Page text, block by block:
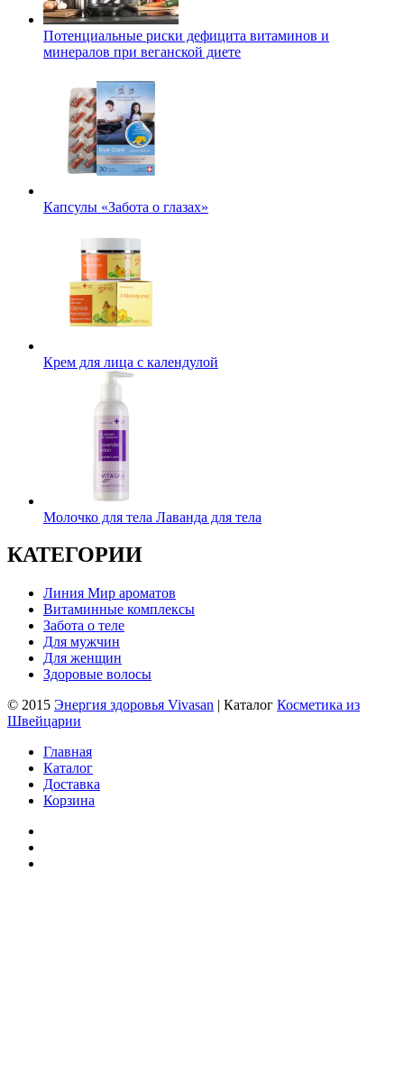
Потенциальные риски дефицита витаминов и
минералов при веганской диете
Капсулы «Забота о глазах»
Крем для лица с календулой
Молочко для тела Лаванда для тела
КАТЕГОРИИ
Линия Мир ароматов
Витаминные комплексы
Забота о теле
Для мужчин
Для женщин
Здоровые волосы
© 2015 Энергия здоровья Vivasan | Каталог Косметика из
Швейцарии
Главная
Каталог
Доставка
Корзина